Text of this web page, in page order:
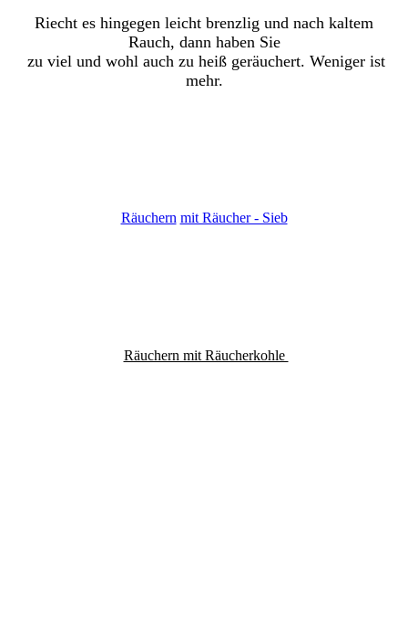
Riecht es hingegen leicht brenzlig und nach kaltem
Rauch, dann haben Sie
zu viel und wohl auch zu heiß geräuchert. Weniger ist
mehr.
Räuchern mit Räucher - Sieb
Räuchern mit Räucherkohle